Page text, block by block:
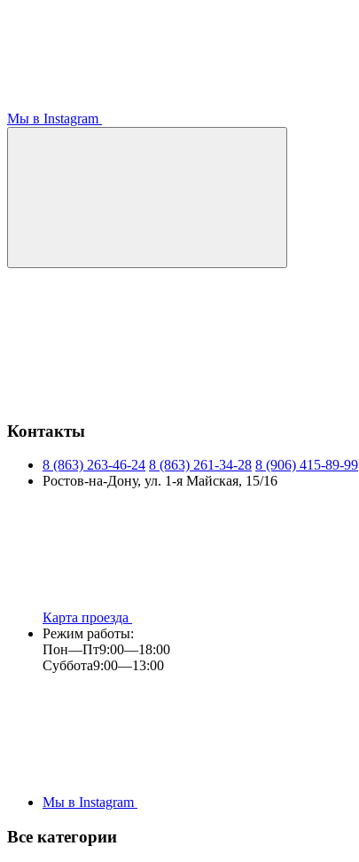
Мы в Instagram
Контакты
8 (863) 263-46-24 8 (863) 261-34-28 8 (906) 415-89-99
Ростов-на-Дону, ул. 1-я Майская, 15/16
Карта проезда
Режим работы:
Пон—Пт9:00—18:00
Суббота9:00—13:00
Мы в Instagram
Все категории